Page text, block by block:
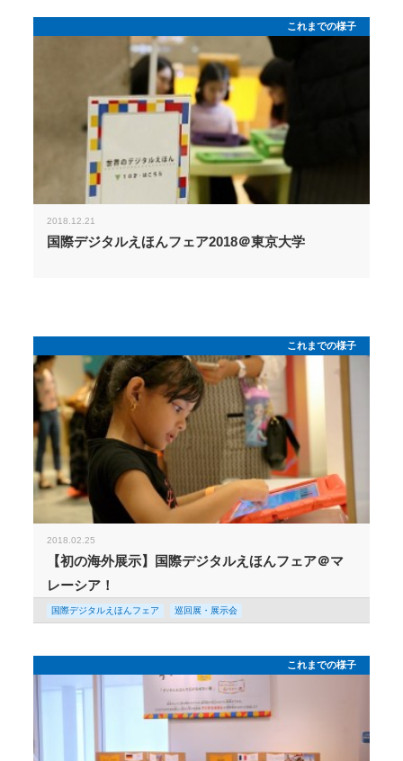
これまでの様子
2018.12.21
国際デジタルえほんフェア2018＠東京大学
これまでの様子
2018.02.25
【初の海外展示】国際デジタルえほんフェア＠マ
レーシア！
国際デジタルえほんフェア 巡回展・展示会
これまでの様子